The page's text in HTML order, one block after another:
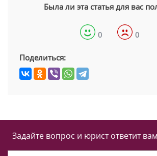
Была ли эта статья для вас
0 0
Поделиться:
Задайте вопрос и юрист ответит